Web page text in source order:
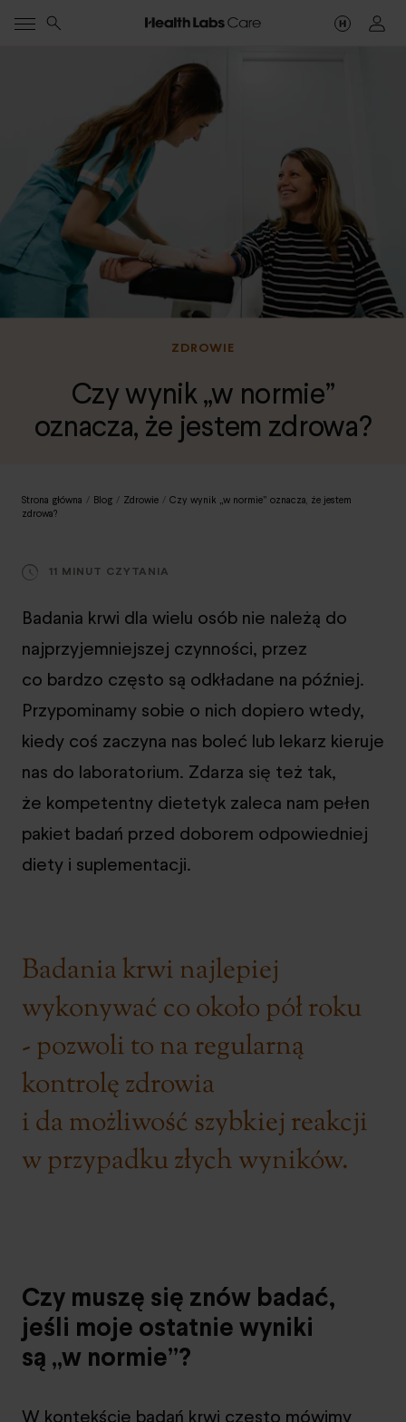
ZDROWIE
Czy wynik „w normie”
oznacza, że jestem zdrowa?
Strona główna / Blog / Zdrowie / Czy wynik „w normie” oznacza, że jestem
zdrowa?
11 MINUT CZYTANIA
Badania krwi dla wielu osób nie należą do
najprzyjemniejszej czynności, przez
co bardzo często są odkładane na później.
Przypominamy sobie o nich dopiero wtedy,
kiedy coś zaczyna nas boleć lub lekarz kieruje
nas do laboratorium. Zdarza się też tak,
że kompetentny dietetyk zaleca nam pełen
pakiet badań przed doborem odpowiedniej
diety i suplementacji.
Badania krwi najlepiej
wykonywać co około pół roku
- pozwoli to na regularną
kontrolę zdrowia
i da możliwość szybkiej reakcji
w przypadku złych wyników.
Czy muszę się znów badać,
jeśli moje ostatnie wyniki
są „w normie”?
W kontekście badań krwi często mówimy